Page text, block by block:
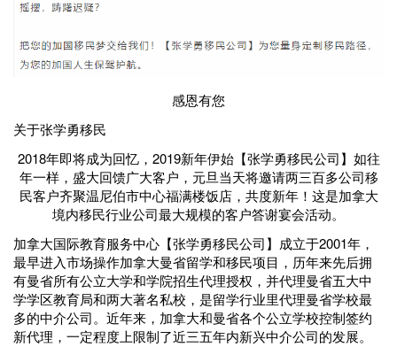
感恩有您
关于张学勇移民
2018年即将成为回忆，2019新年伊始【张学勇移民公司】如往
年一样，盛大回馈广大客户，元旦当天将邀请两三百多公司移
民客户齐聚温尼伯市中心福满楼饭店，共度新年！这是加拿大
境内移民行业公司最大规模的客户答谢宴会活动。
加拿大国际教育服务中心【张学勇移民公司】成立于2001年，
最早进入市场操作加拿大曼省留学和移民项目，历年来先后拥
有曼省所有公立大学和学院招生代理授权，并代理曼省五大中
学学区教育局和两大著名私校，是留学行业里代理曼省学校最
多的中介公司。近年来，加拿大和曼省各个公立学校控制签约
新代理，一定程度上限制了近三五年内新兴中介公司的发展。